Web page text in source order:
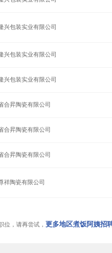
兴包装实业有限公司
兴包装实业有限公司
兴包装实业有限公司
合昇陶瓷有限公司
合昇陶瓷有限公司
合昇陶瓷有限公司
祥陶瓷有限公司
位，请再尝试， 更多地区煮饭阿姨招